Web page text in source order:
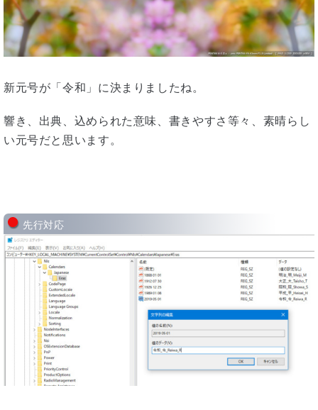
新元号が「令和」に決まりましたね。
響き、出典、込められた意味、書きやすさ等々、素晴らし
い元号だと思います。
先行対応